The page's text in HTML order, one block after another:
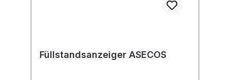
Füllstandsanzeiger ASECOS